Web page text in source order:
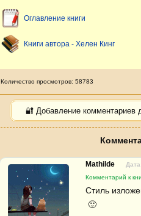
Оглавление книги
Книги автора - Хелен Кинг
Количество просмотров: 58783
🔐 Добавление комментариев
Mathilde
Комментарий к
Стиль
🙂